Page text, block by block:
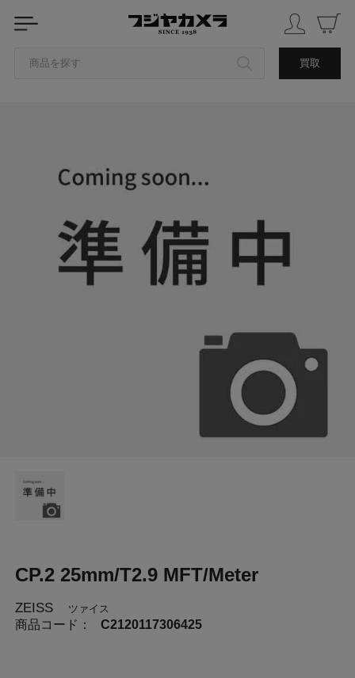
商品を探す 買取
CP.2 25mm/T2.9 MFT/Meter
ZEISS ツァイス
商品コード： C2120117306425